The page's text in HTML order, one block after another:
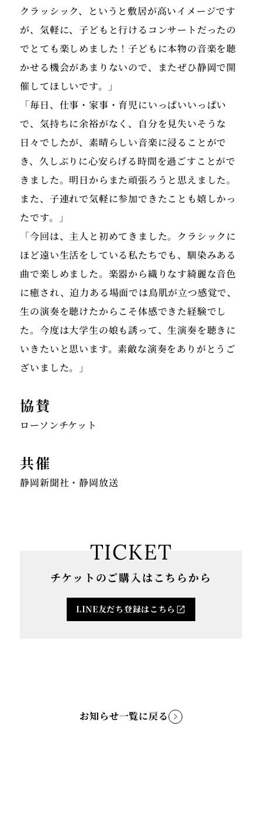
クラッシック、というと敷居が高いイメージです
が、気軽に、子どもと行けるコンサートだったの
でとても楽しめました！子どもに本物の音楽を聴
かせる機会があまりないので、またぜひ静岡で開
催してほしいです。」
「毎日、仕事・家事・育児にいっぱいいっぱい
で、気持ちに余裕がなく、自分を見失いそうな
日々でしたが、素晴らしい音楽に浸ることがで
き、久しぶりに心安らげる時間を過ごすことがで
きました。明日からまた頑張ろうと思えました。
また、子連れで気軽に参加できたことも嬉しかっ
たです。」
「今回は、主人と初めてきました。クラシックに
ほど遠い生活をしている私たちでも、馴染みある
曲で楽しめました。楽器から織りなす綺麗な音色
に癒され、迫力ある場面では鳥肌が立つ感覚で、
生の演奏を聴けたからこそ体感できた経験でし
た。今度は大学生の娘も誘って、生演奏を聴きに
いきたいと思います。素敵な演奏をありがとうご
協賛
ローソンチケット
共催
静岡新聞社・静岡放送
TICKET
チケットのご購入はこちらから
LINE友だち登録はこちら
お知らせ一覧に戻る